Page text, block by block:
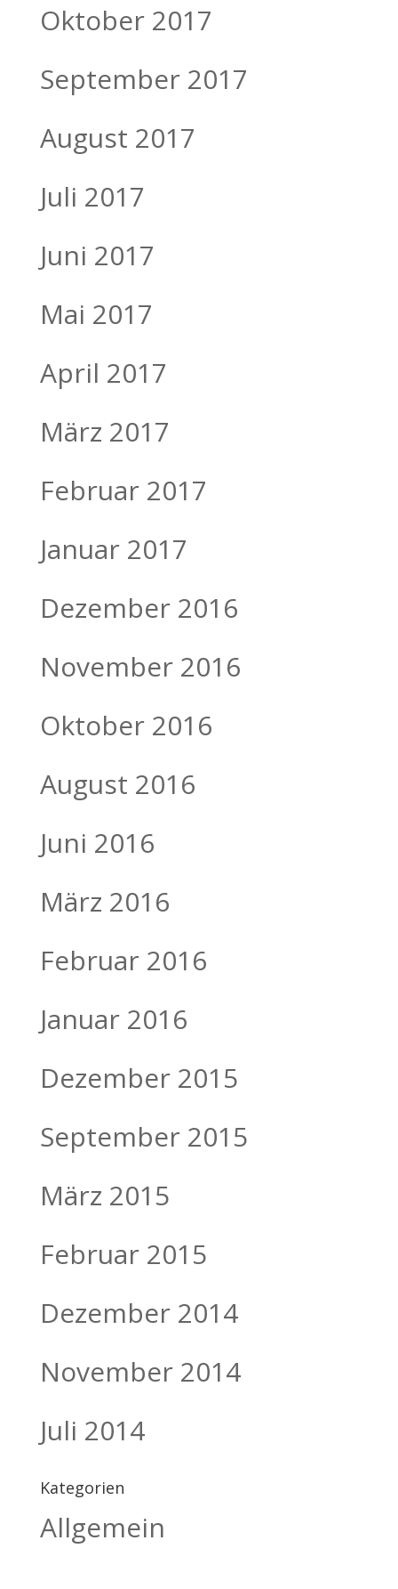
Oktober 2017
September 2017
August 2017
Juli 2017
Juni 2017
Mai 2017
April 2017
März 2017
Februar 2017
Januar 2017
Dezember 2016
November 2016
Oktober 2016
August 2016
Juni 2016
März 2016
Februar 2016
Januar 2016
Dezember 2015
September 2015
März 2015
Februar 2015
Dezember 2014
November 2014
Juli 2014
Kategorien
Allgemein